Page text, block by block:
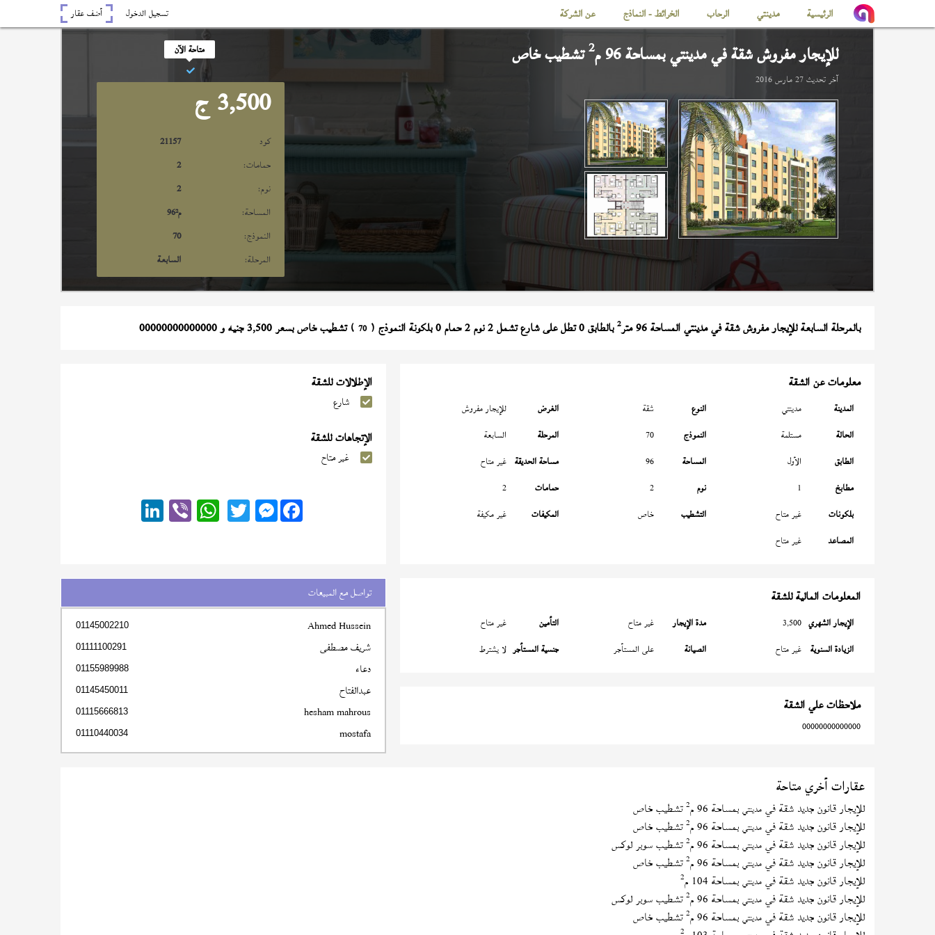
الرئيسية مدينتي الرحاب الخرائط - النماذج عن الشركة تسجيل الدخول أضف عقار
للإيجار مفروش شقة فيمدينتيبمساحة 96 م 2تشطيب خاص
آخر تحديث27 مارس 2016
متاحة الآن
3,500 ج
كود
21157
حمامات:
2
نوم:
2
المساحة:
96م²
النموذج:
70
المرحلة:
السابعة
بالمرحلة السابعة للإيجار مفروش شقة في مدينتي المساحة 96 متر 2بالطابق 0 تطل على شارع تشمل 2 نوم 2 حمام 0 بلكونة النموذج ( 70 ) تشطيب خاص بسعر 3,500 جنيه و 00000000000000
معلومات عن الشقة
المدينة مدينتي النوع شقة الغرض
للإيجار مفروش
الحالة
مستلمة النموذج 70 المرحلة
السابعة
الطابق
الأول المساحة 96 مساحة الحديقة غير متاح
مطابخ
1 نوم 2 حمامات
2
بلكونات
غير متاح التشطيب خاص المكيفات
غير مكيفة
المصاعد
غير متاح
الإطلالات للشقة
شارع
الإتجاهات للشقة
غير متاح
Messenger
المعلومات المالية للشقة
الإيجار الشهري 3,500 مدة الإيجار غير متاح التأمين
غير متاح
الزيادة السنوية غير متاح الصيانة على المستأجر جنسية المستأجر لا يشترط
ملاحظات علي الشقة
00000000000000
تواصل مع المبيعات
Ahmed Hussein
01145002210
شريف مصطفى 01111100291
دعاء 01155989988
عبدالفتاح 01145450011
hesham mahrous
01115666813
mostafa
01110440034
عقارات أخري متاحة
للإيجار قانون جديد شقة في مدينتي بمساحة 96 م 2تشطيب خاص
للإيجار قانون جديد شقة في مدينتي بمساحة 96 م 2تشطيب خاص
للإيجار قانون جديد شقة في مدينتي بمساحة 96 م 2تشطيب سوبر لوكس
للإيجار قانون جديد شقة في مدينتي بمساحة 96 م 2تشطيب خاص
للإيجار قانون جديد شقة في مدينتي بمساحة 104 م 2
للإيجار قانون جديد شقة في مدينتي بمساحة 96 م 2تشطيب سوبر لوكس
للإيجار قانون جديد شقة في مدينتي بمساحة 96 م 2تشطيب خاص
2